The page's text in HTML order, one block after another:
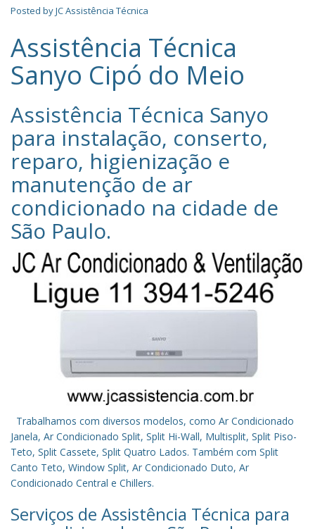
Posted byJC Assistência Técnica
Assistência Técnica
Sanyo Cipó do Meio
Assistência Técnica Sanyo‎
para instalação, conserto,
reparo, higienização e
manutenção de ar
condicionado na cidade de
São Paulo.
Trabalhamos com diversos modelos, como Ar Condicionado
Janela, Ar Condicionado Split, Split Hi-Wall, Multisplit, Split Piso-
Teto, Split Cassete, Split Quatro Lados. Também com Split
Canto Teto, Window Split, Ar Condicionado Duto, Ar
Condicionado Central e Chillers.
Serviços de Assistência Técnica para